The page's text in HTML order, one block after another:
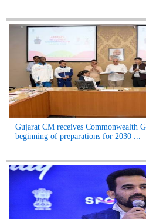
Gujarat CM receives Commonwealth
beginning of preparations for 2030 ...